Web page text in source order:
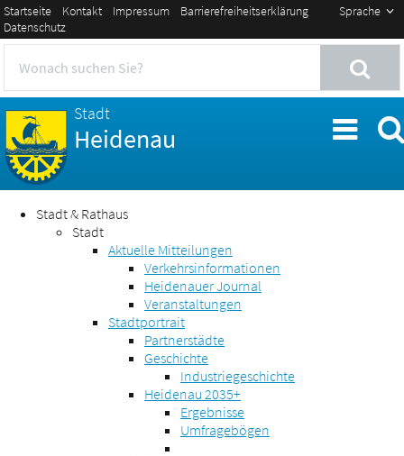
Sprache
Startseite Kontakt Impressum
Barrierefreiheitserklärung
Datenschutz
Stadt
Heidenau
Stadt & Rathaus
Stadt
Aktuelle Mitteilungen
Verkehrsinformationen
Heidenauer Journal
Veranstaltungen
Stadtportrait
Partnerstädte
Geschichte
Industriegeschichte
Heidenau 2035+
Ergebnisse
Umfragebögen